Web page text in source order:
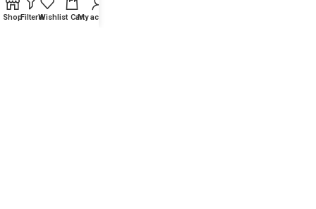
Hubungi Kami
ShopFiltersWishlist CartMy account